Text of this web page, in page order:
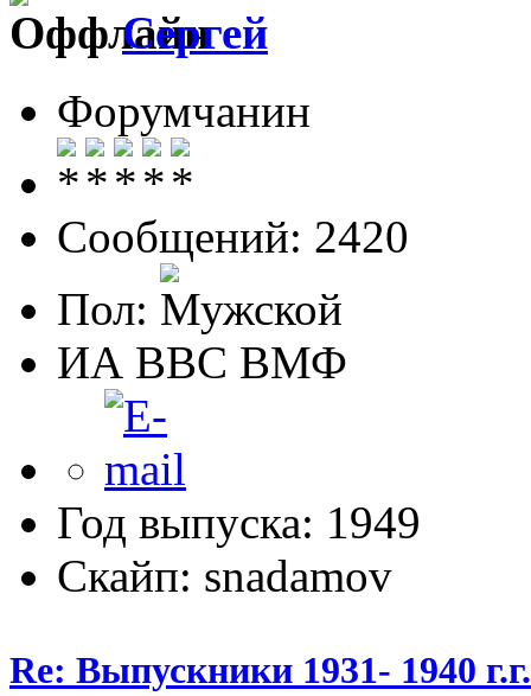
Сергей
Форумчанин
Сообщений: 2420
Пол:
ИА ВВС ВМФ
Год выпуска: 1949
Скайп: snadamov
Re: Выпускники 1931- 1940